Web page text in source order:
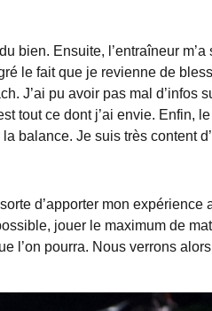
bien. Ensuite, l’entraîneur
le fait que je revienne de
J’ai pu avoir pas mal d’infos
tout ce dont j’ai envie. Enfin,
balance. Je suis très content
d’apporter mon expérience
jouer le maximum de
l’on pourra. Nous verrons